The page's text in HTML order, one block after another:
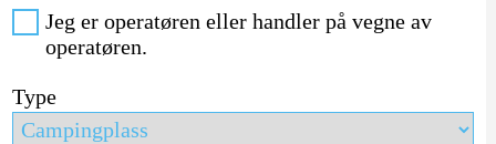
Jeg er operatøren eller handler på vegne av
operatøren.
Type